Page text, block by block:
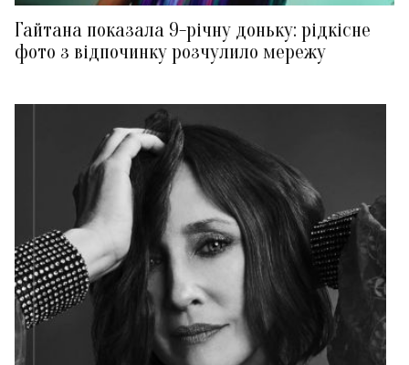
Гайтана показала 9-річну доньку: рідкісне
фото з відпочинку розчулило мережу